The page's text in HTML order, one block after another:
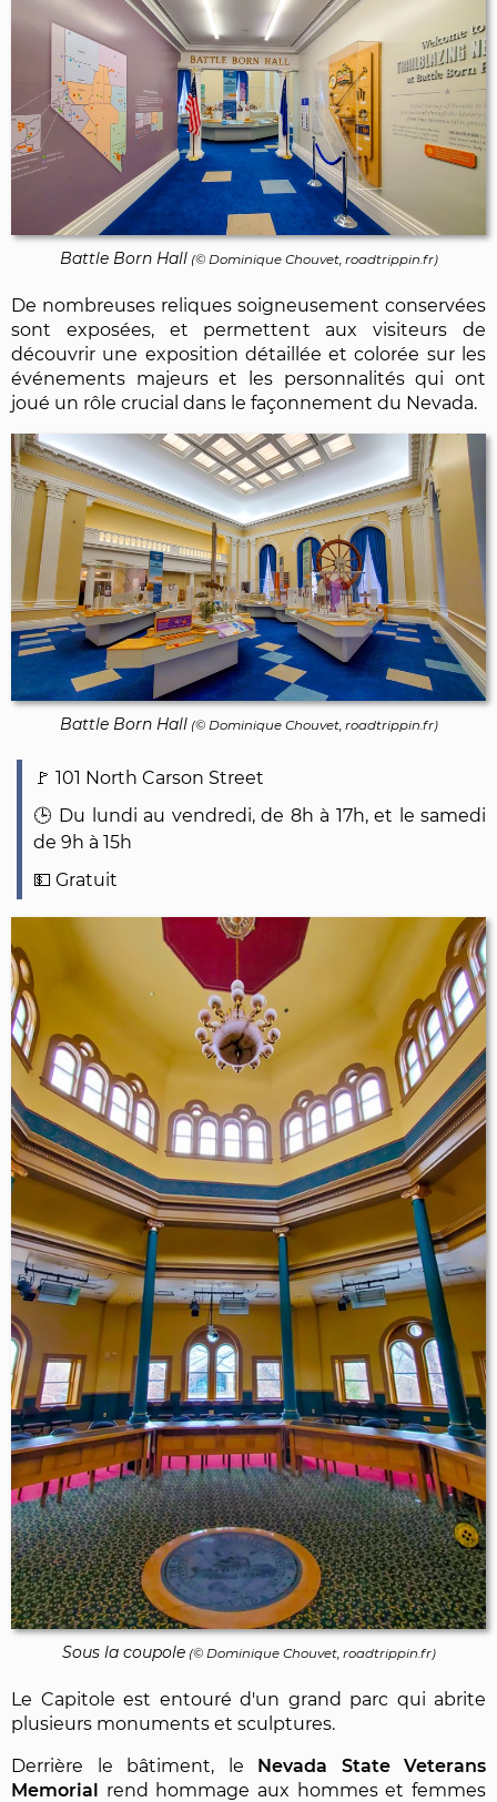
Battle Born Hall(© Dominique Chouvet, roadtrippin.fr)
De nombreuses reliques soigneusement conservées
sont exposées, et permettent aux visiteurs de
découvrir une exposition détaillée et colorée sur les
événements majeurs et les personnalités qui ont
joué un rôle crucial dans le façonnement du Nevada.
Battle Born Hall(© Dominique Chouvet, roadtrippin.fr)
101 North Carson Street
Du lundi au vendredi, de 8h à 17h, et le samedi
de 9h à 15h
Gratuit
Sous la coupole(© Dominique Chouvet, roadtrippin.fr)
Le Capitole est entouré d'un grand parc qui abrite
plusieurs monuments et sculptures.
Derrière le bâtiment, le Nevada State Veterans
Memorial rend hommage aux hommes et femmes